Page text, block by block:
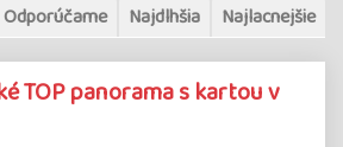
Odporúčame Najdlhšia Najlacnejšie
TOP panorama s kartou v